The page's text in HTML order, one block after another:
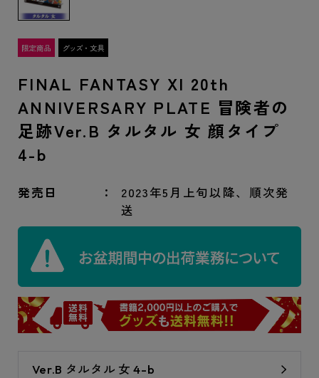
FINAL FANTASY XI 20th
ANNIVERSARY PLATE 冒険者の
足跡Ver.B タルタル 女 顔タイプ
4-b
発売日
2023年5月上旬以降、順次発
送
Ver.B タルタル 女 4-b